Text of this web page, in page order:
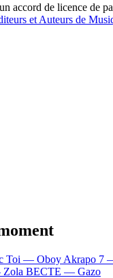
accord de licence de
et Auteurs de
Toi — Oboy Akrapo 7
BECTE — Gazo